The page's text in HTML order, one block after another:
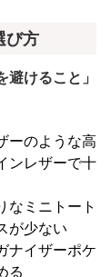
び方
けること」
ーのような高
ンレザーで十
なミニトート
が少ない
ナイザーポケ
る